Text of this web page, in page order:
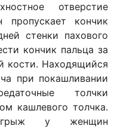
отверстие
кончик
стенки пахового
кончик пальца за
кости. Находящийся
при покашливании
толчки
кашлевого толчка.
грыж у женщин